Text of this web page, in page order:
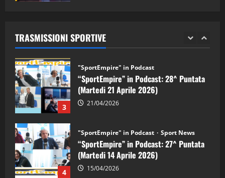
TRASMISSIONI SPORTIVE
2 28/04/2026
3
"SportEmpire" in Podcast
“SportEmpire” in Podcast: 28^ Puntata
(Martedi 21 Aprile 2026)
21/04/2026
4
"SportEmpire" in Podcast Sport News
“SportEmpire” in Podcast: 27^ Puntata
(Martedi 14 Aprile 2026)
15/04/2026